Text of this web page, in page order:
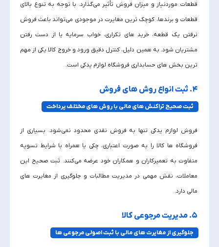
قطعات موردنیاز و میزان فروش تأثیر می‌گذارد. با توجه به تنوع بالای
قطعات و برندها، کوچک‌ ترین مغایرت در موجودی می‌تواند باعث فروش
نرفتن یک قطعه، خرید های تکراری، خواب سرمایه یا از دست رفتن
مشتریان شود. به همین دلیل، کنترل دقیق ورود و خروج کالا یکی از مهم‌
ترین بخش‌ های حسابداری فروشگاه لوازم یدکی است.
۴. ثبت انواع روش‌ های فروش
ثبت صحیح تراکنش‌ های مالی با روش‌ های مختلف پرداخت
فروش لوازم یدکی تنها به فروش نقدی محدود نمی‌شود. بسیاری از
فروشگاه‌ ها کالا را به‌ صورت اعتباری، چکی یا همراه با شرایط تسویه
متفاوت به تعمیرکاران و همکاران خود عرضه می‌کنند. ثبت صحیح این
معاملات، نقش مهمی در مدیریت مطالبات و جلوگیری از مغایرت‌ های
مالی دارد.
۵. مدیریت مرجوعی کالا
جلوگیری از مغایرت‌ های مالی با ثبت اصولی مرجوعی‌ ها